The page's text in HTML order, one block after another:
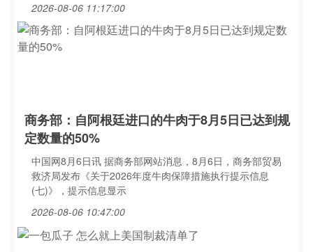
2026-08-06 11:17:00
商务部：自阿根廷进口的牛肉于8月5日已达到规
定数量的50%
中国网8月6日讯 据商务部网站消息，8月6日，商务部贸易
救济局发布《关于2026年度牛肉保障措施执行提示信息
(七)》，提示信息显示
2026-08-06 10:47:00